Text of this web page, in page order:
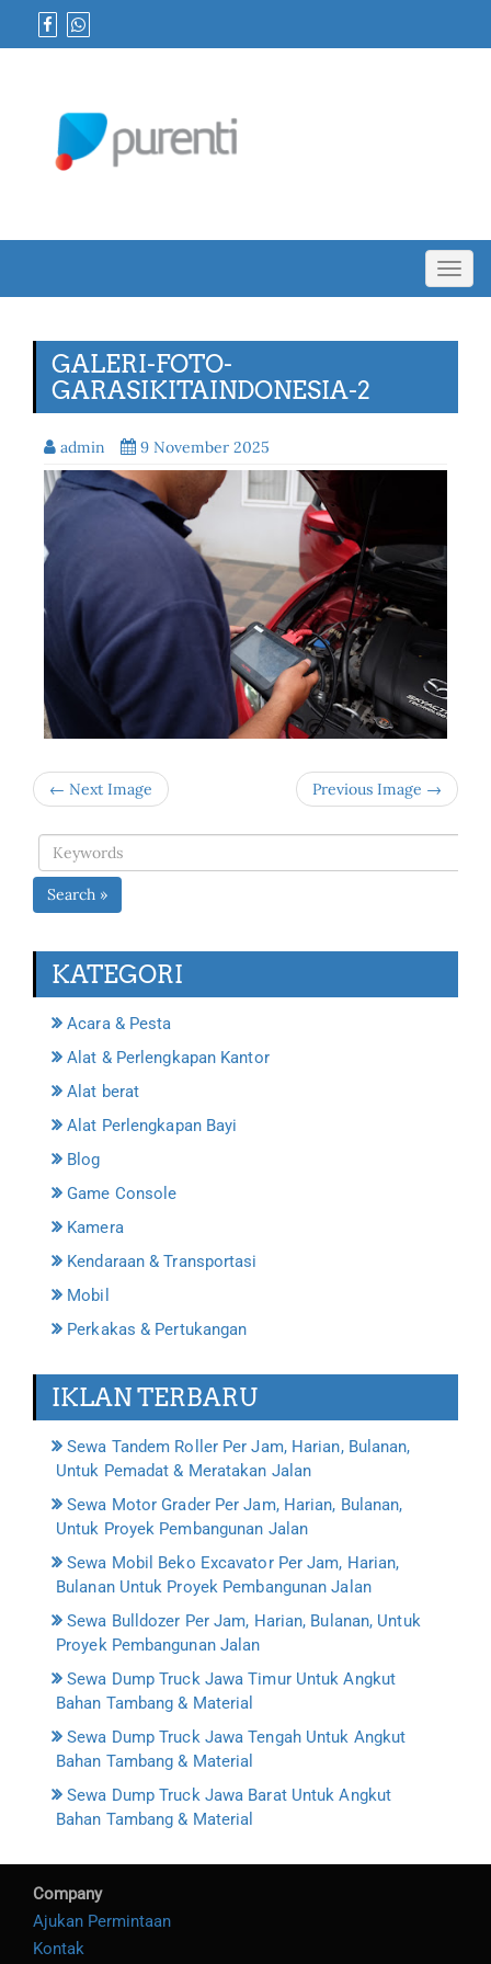
GALERI-FOTO-
GARASIKITAINDONESIA-2
admin 9 November 2025
← Next Image Previous Image →
Search »
KATEGORI
Acara & Pesta
Alat & Perlengkapan Kantor
Alat berat
Alat Perlengkapan Bayi
Blog
Game Console
Kamera
Kendaraan & Transportasi
Mobil
Perkakas & Pertukangan
IKLAN TERBARU
Sewa Tandem Roller Per Jam, Harian, Bulanan,
Untuk Pemadat & Meratakan Jalan
Sewa Motor Grader Per Jam, Harian, Bulanan,
Untuk Proyek Pembangunan Jalan
Sewa Mobil Beko Excavator Per Jam, Harian,
Bulanan Untuk Proyek Pembangunan Jalan
Sewa Bulldozer Per Jam, Harian, Bulanan, Untuk
Proyek Pembangunan Jalan
Sewa Dump Truck Jawa Timur Untuk Angkut
Bahan Tambang & Material
Sewa Dump Truck Jawa Tengah Untuk Angkut
Bahan Tambang & Material
Sewa Dump Truck Jawa Barat Untuk Angkut
Bahan Tambang & Material
Company
Ajukan Permintaan
Kontak